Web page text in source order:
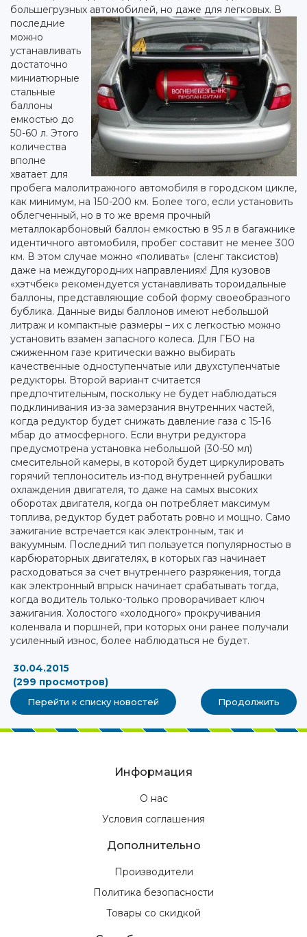
большегрузных автомобилей, но даже для легковых. В
последние
можно
устанавливать
достаточно
миниатюрные
стальные
баллоны
емкостью до
50-60 л. Этого
количества
вполне
хватает для
пробега малолитражного автомобиля в городском цикле,
как минимум, на 150-200 км. Более того, если установить
облегченный, но в то же время прочный
металлокарбоновый баллон емкостью в 95 л в багажнике
идентичного автомобиля, пробег составит не менее 300
км. В этом случае можно «поливать» (сленг таксистов)
даже на междугородних направлениях! Для кузовов
«хэтчбек» рекомендуется устанавливать тороидальные
баллоны, представляющие собой форму своеобразного
бублика. Данные виды баллонов имеют небольшой
литраж и компактные размеры – их с легкостью можно
установить взамен запасного колеса. Для ГБО на
сжиженном газе критически важно выбирать
качественные одноступенчатые или двухступенчатые
редукторы. Второй вариант считается
предпочтительным, поскольку не будет наблюдаться
подклинивания из-за замерзания внутренних частей,
когда редуктор будет снижать давление газа с 15-16
мбар до атмосферного. Если внутри редуктора
предусмотрена установка небольшой (30-50 мл)
смесительной камеры, в которой будет циркулировать
горячий теплоноситель из-под внутренней рубашки
охлаждения двигателя, то даже на самых высоких
оборотах двигателя, когда он потребляет максимум
топлива, редуктор будет работать ровно и мощно. Само
зажигание встречается как электронным, так и
вакуумным. Последний тип пользуется популярностью в
карбюраторных двигателях, в которых газ начинает
расходоваться за счет внутреннего разряжения, тогда
как электронный впрыск начинает срабатывать тогда,
когда водитель только-только проворачивает ключ
зажигания. Холостого «холодного» прокручивания
коленвала и поршней, при которых они ранее получали
усиленный износ, более наблюдаться не будет.
30.04.2015
(299 просмотров)
Перейти к списку новостей Продолжить
Информация
О нас
Условия соглашения
Дополнительно
Производители
Политика безопасности
Товары со скидкой